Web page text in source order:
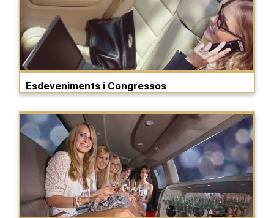
Esdeveniments i Congressos